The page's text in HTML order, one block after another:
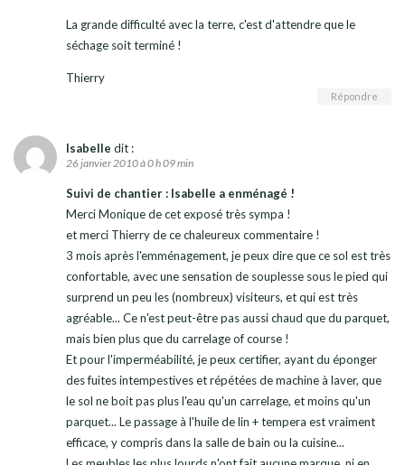
La grande difficulté avec la terre, c'est d'attendre que le
séchage soit terminé !
Thierry
Répondre
Isabelle dit :
26 janvier 2010 à 0 h 09 min
Suivi de chantier : Isabelle a enménagé !
Merci Monique de cet exposé très sympa !
et merci Thierry de ce chaleureux commentaire !
3 mois après l'emménagement, je peux dire que ce sol est très
confortable, avec une sensation de souplesse sous le pied qui
surprend un peu les (nombreux) visiteurs, et qui est très
agréable... Ce n'est peut-être pas aussi chaud que du parquet,
mais bien plus que du carrelage of course !
Et pour l'imperméabilité, je peux certifier, ayant du éponger
des fuites intempestives et répétées de machine à laver, que
le sol ne boit pas plus l'eau qu'un carrelage, et moins qu'un
parquet... Le passage à l'huile de lin + tempera est vraiment
efficace, y compris dans la salle de bain ou la cuisine...